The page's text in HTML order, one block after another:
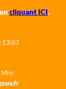
cliquant ICI.